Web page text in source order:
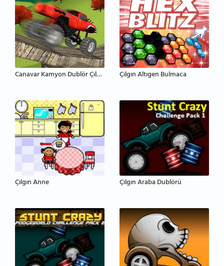
Canavar Kamyon Dublör Çılgınlığı Çılgın Altıgen Bulmaca
Çılgın Anne Çılgın Araba Dublörü